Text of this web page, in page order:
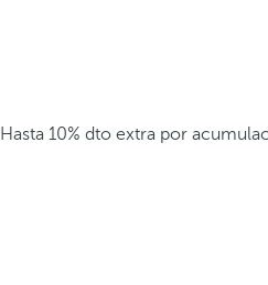
Hasta 10% dto extra por